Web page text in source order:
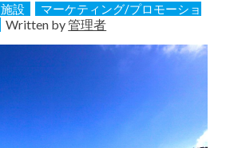
施設
マーケティング/プロモーショ
Written by管理者